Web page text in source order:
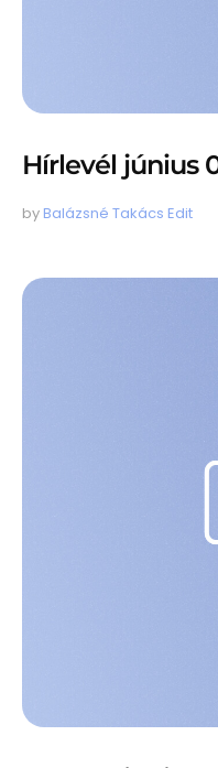
Hírlevél június
by Balázsné Takács Edit